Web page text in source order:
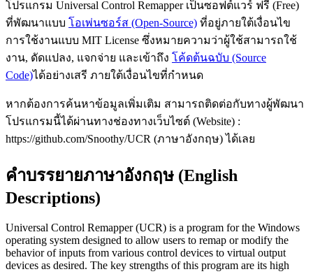
โปรแกรม Universal Control Remapper เป็นซอฟต์แวร์ ฟรี (Free)
ที่พัฒนาแบบ โอเพ่นซอร์ส (Open-Source) ที่อยู่ภายใต้เงื่อนไข
การใช้งานแบบ MIT License ซึ่งหมายความว่าผู้ใช้สามารถใช้
งาน, ดัดแปลง, แจกจ่าย และเข้าถึง โค้ดต้นฉบับ (Source
Code)ได้อย่างเสรี ภายใต้เงื่อนไขที่กำหนด
หากต้องการค้นหาข้อมูลเพิ่มเติม สามารถติดต่อกับทางผู้พัฒนา
โปรแกรมนี้ได้ผ่านทางช่องทางเว็บไซต์ (Website) :
https://github.com/Snoothy/UCR (ภาษาอังกฤษ) ได้เลย
คำบรรยายภาษาอังกฤษ (English
Descriptions)
Universal Control Remapper (UCR) is a program for the Windows
operating system designed to allow users to remap or modify the
behavior of inputs from various control devices to virtual output
devices as desired. The key strengths of this program are its high